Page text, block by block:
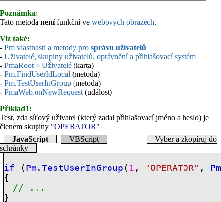
Poznámka:
Tato metoda nenífunkční ve webových obrazech.
Viz také:
- Pm vlastnosti a metody pro správu uživatelů
- Uživatelé, skupiny uživatelů, oprávnění a přihlašovací systém
- PmaRoot > Uživatelé (karta)
- Pm.FindUserIdLocal (metoda)
- Pm.TestUserInGroup (metoda)
- PmaWeb.onNewRequest (událost)
Příklad1:
Test, zda síťový uživatel (který zadal přihlašovací jméno a heslo) je
členem skupiny "OPERATOR"
JavaScript
VBScript
Vyber a zkopíruj do
schránky
if ( Pm.TestUserInGroup ( 1 , "OPERATOR" ,
{
// ...
}